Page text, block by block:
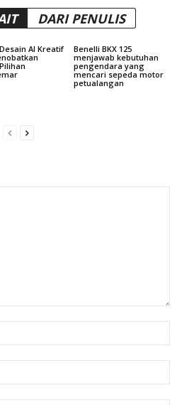
DARI PENULIS
AI Kreatif
Benelli BKX 125
menjawab kebutuhan
pengendara yang
mencari sepeda motor
petualangan